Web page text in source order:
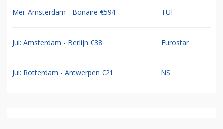
Mei: Amsterdam - Bonaire €594 TUI
Jul: Amsterdam - Berlijn €38 Eurostar
Jul: Rotterdam - Antwerpen €21 NS